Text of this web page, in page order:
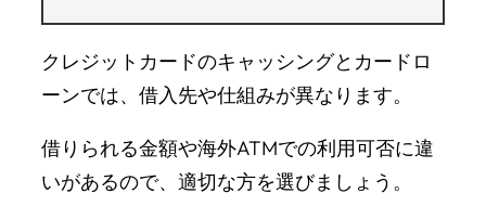
クレジットカードのキャッシングとカードロ
ーンでは、借入先や仕組みが異なります。
借りられる金額や海外ATMでの利用可否に違
いがあるので、適切な方を選びましょう。